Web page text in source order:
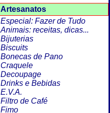
Artesanatos
Especial: Fazer de Tudo
Animais: receitas, dicas...
Bijuterias
Biscuits
Bonecas de Pano
Craquele
Decoupage
Drinks e Bebidas
E.V.A.
Filtro de Café
Fimo